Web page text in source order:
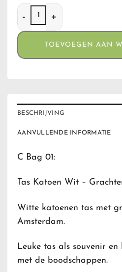
C Bag 01 Tas Katoen Wit -
TOEVOEGEN AAN
BESCHRIJVING
AANVULLENDE INFORMATIE
C Bag 01:
Tas Katoen Wit –
Witte katoenen tas met
Amsterdam.
Leuke tas als souvenir
met de boodschappen.